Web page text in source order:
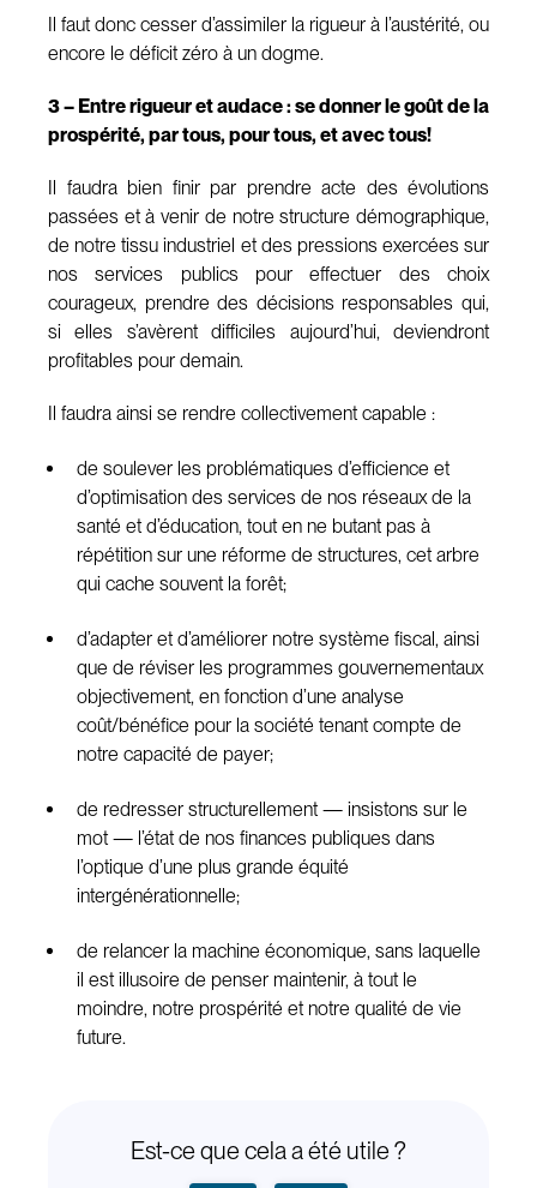
Il faut donc cesser d’assimiler la rigueur à l’austérité, ou
encore le déficit zéro à un dogme.
3 – Entre rigueur et audace : se donner le goût de la
prospérité, par tous, pour tous, et avec tous!
Il faudra bien finir par prendre acte des évolutions
passées et à venir de notre structure démographique,
de notre tissu industriel et des pressions exercées sur
nos services publics pour effectuer des choix
courageux, prendre des décisions responsables qui,
si elles s’avèrent difficiles aujourd’hui, deviendront
profitables pour demain.
Il faudra ainsi se rendre collectivement capable :
de soulever les problématiques d’efficience et
d’optimisation des services de nos réseaux de la
santé et d’éducation, tout en ne butant pas à
répétition sur une réforme de structures, cet arbre
qui cache souvent la forêt;
d’adapter et d’améliorer notre système fiscal, ainsi
que de réviser les programmes gouvernementaux
objectivement, en fonction d’une analyse
coût/bénéfice pour la société tenant compte de
notre capacité de payer;
de redresser structurellement — insistons sur le
mot — l’état de nos finances publiques dans
l’optique d’une plus grande équité
intergénérationnelle;
de relancer la machine économique, sans laquelle
il est illusoire de penser maintenir, à tout le
moindre, notre prospérité et notre qualité de vie
future.
Est-ce que cela a été utile ?